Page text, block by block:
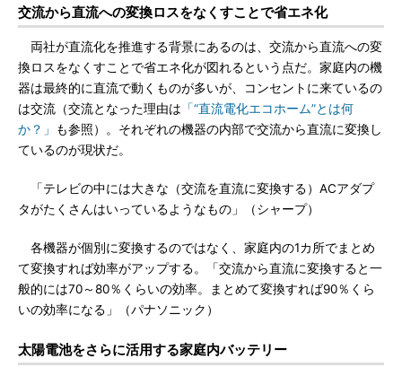
交流から直流への変換ロスをなくすことで省エネ化
両社が直流化を推進する背景にあるのは、交流から直流への変
換ロスをなくすことで省エネ化が図れるという点だ。家庭内の機
器は最終的に直流で動くものが多いが、コンセントに来ているの
は交流（交流となった理由は 「“直流電化エコホーム”とは何
か？」
も参照）。それぞれの機器の内部で交流から直流に変換し
ているのが現状だ。
「テレビの中には大きな（交流を直流に変換する）ACアダプ
タがたくさんはいっているようなもの」（シャープ）
各機器が個別に変換するのではなく、家庭内の1カ所でまとめ
て変換すれば効率がアップする。「交流から直流に変換すると一
般的には70～80％くらいの効率。まとめて変換すれば90％くら
いの効率になる」（パナソニック）
太陽電池をさらに活用する家庭内バッテリー